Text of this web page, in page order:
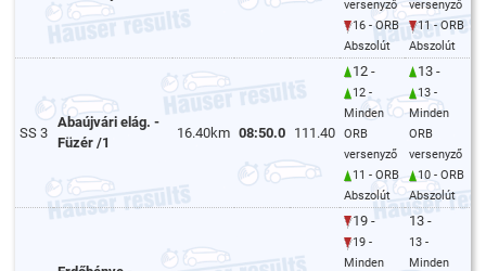
versenyző
16 - ORB
Abszolút
versenyző
11 - ORB
Abszolút
SS 3
Abaújvári elág. -
Füzér /1
16.40km 08:50.0 111.40
12 -
12 -
Minden
ORB
versenyző
11 - ORB
Abszolút
13 -
13 -
Minden
ORB
versenyző
10 - ORB
Abszolút
19 -
19 -
Minden
13 -
13 -
Minden